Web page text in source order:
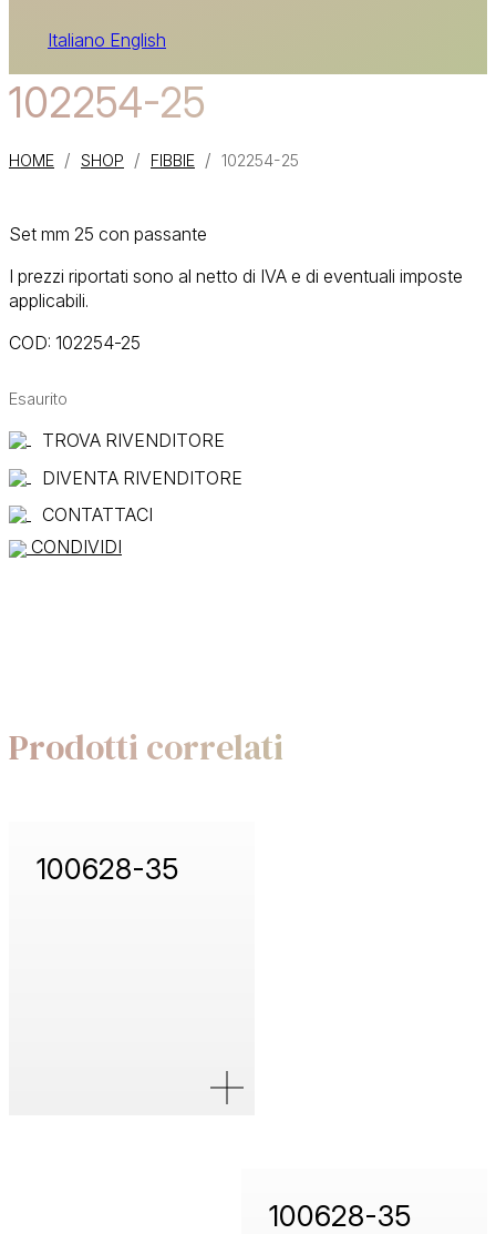
Italiano English
102254-25
HOME / SHOP / FIBBIE / 102254-25
Set mm 25 con passante
I prezzi riportati sono al netto di IVA e di eventuali imposte
applicabili.
COD: 102254-25
Esaurito
TROVA RIVENDITORE
DIVENTA RIVENDITORE
CONTATTACI
CONDIVIDI
Prodotti correlati
100628-35
100628-35